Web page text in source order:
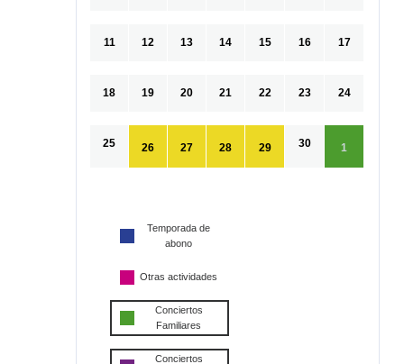
11 12 13 14 15 16 17
18 19 20 21 22 23 24
25 26 27 28 29 30 1
Temporada de
abono
Otras actividades
Conciertos
Familiares
Conciertos